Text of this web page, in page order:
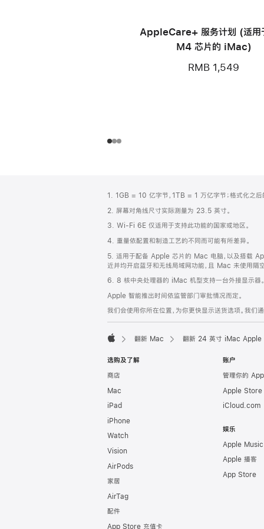
AppleCare+ 服务计划 (适用
M4 芯片的 iMac)
RMB 1,549
页
脚
注
1. 1GB = 10 亿字节，1TB = 1 万亿字节；格式化之后
2. 屏幕对角线尺寸实际测量为 23.5 英寸。
3. Wi-Fi 6E 仅适用于支持此功能的国家或地区。
4. 重量依配置和制造工艺的不同而可能有所差异。
5. 适用于配备 Apple 芯片的 Mac 电脑，以及搭载
近并均开启蓝牙和无线局域网功能，且 Mac 未使用
6. 8 核中央处理器的 iMac 机型支持一台外接显示器
Apple 智能推出时间依监管部门审批情况而定。
我们会使用你所在位置，为你更快显示送货选项。我
翻新 Mac 翻新 24 英寸 iMac Apple
选购及了解
商店
Mac
iPad
iPhone
Watch
Vision
AirPods
家居
AirTag
配件
App Store 充值卡
账户
管理你的
Apple Store
iCloud.com
娱乐
Apple Music
Apple 播客
App Store